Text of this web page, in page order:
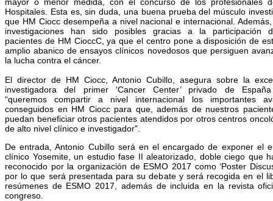
Hospitales. Esta es, sin duda, una buena prueba del músculo
que HM Ciocc desempeña a nivel nacional e internacional.
investigaciones han sido posibles gracias a la participación
pacientes de HM CioccC, ya que el centro pone a disposición de
amplio abanico de ensayos clínicos novedosos que persiguen
la lucha contra el cáncer.
El director de HM Ciocc, Antonio Cubillo, asegura sobre la
investigadora del primer ‘Cancer Center’ privado de
“queremos compartir a nivel internacional los importantes
conseguidos en HM Ciocc para que, además de nuestros
puedan beneficiar otros pacientes atendidos por otros centros
de alto nivel clínico e investigador”.
De entrada, Antonio Cubillo será en el encargado de exponer el
clínico Yosemite, un estudio fase II aleatorizado, doble ciego que
reconocido por la organización de ESMO 2017 como ‘Poster
por lo que será presentada para su debate y será recogida en el
resúmenes de ESMO 2017, además de incluida en la revista
congreso.